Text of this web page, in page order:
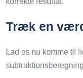
Træk en
Lad os nu komme til